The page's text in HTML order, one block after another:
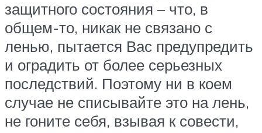
защитного состояния – что, в
общем-то, никак не связано с
ленью, пытается Вас предупредить
и оградить от более серьезных
последствий. Поэтому ни в коем
случае не списывайте это на лень,
не гоните себя, взывая к совести,